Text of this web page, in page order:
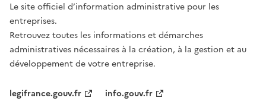
Le site officiel d’information administrative pour les
entreprises.
Retrouvez toutes les informations et démarches
administratives nécessaires à la création, à la gestion et au
développement de votre entreprise.
legifrance.gouv.fr
info.gouv.fr